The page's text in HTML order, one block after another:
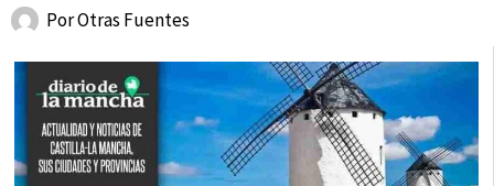
PorOtras Fuentes